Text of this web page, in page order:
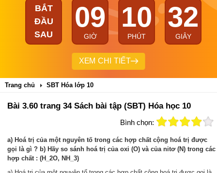
BẮT
ĐẦU
SAU
09
GIỜ
10
PHÚT
32
GIÂY
XEM CHI TIẾT
Trang chủ SBT Hóa lớp 10
Bài 3.60 trang 34 Sách bài tập (SBT) Hóa học 10
Bình chọn:
a) Hoá trị của một nguyên tố trong các hợp chất cộng hoá trị được
gọi là gì ? b) Hãy so sánh hoá trị của oxi (O) và của nitơ (N) trong các
hợp chất : (H_2O, NH_3)